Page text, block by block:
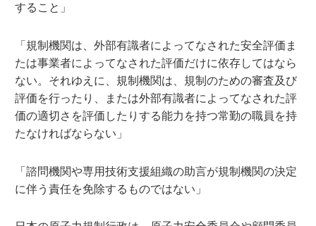
すること」
「規制機関は、外部有識者によってなされた安全評価ま
たは事業者によってなされた評価だけに依存してはなら
ない。それゆえに、規制機関は、規制のための審査及び
評価を行ったり、または外部有識者によってなされた評
価の適切さを評価したりする能力を持つ常勤の職員を持
たなければならない」
「諮問機関や専用技術支援組織の助言が規制機関の決定
に伴う責任を免除するものではない」